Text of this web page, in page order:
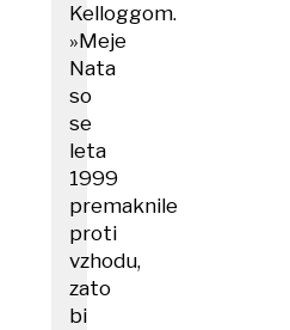
Kelloggom.
»Meje
Nata
so
se
leta
1999
premaknile
proti
vzhodu,
zato
bi